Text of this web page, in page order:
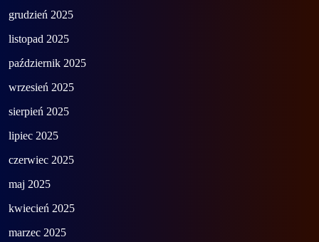
grudzień 2025
listopad 2025
październik 2025
wrzesień 2025
sierpień 2025
lipiec 2025
czerwiec 2025
maj 2025
kwiecień 2025
marzec 2025